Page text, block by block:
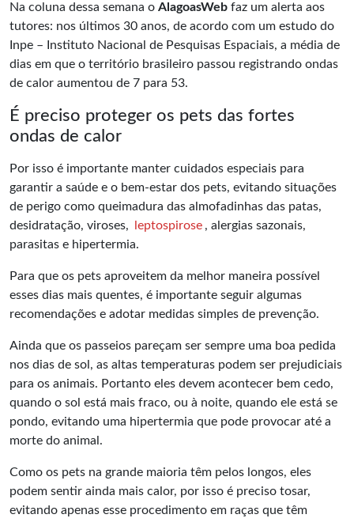
Na coluna dessa semana o AlagoasWeb faz um alerta aos
tutores: nos últimos 30 anos, de acordo com um estudo do
Inpe – Instituto Nacional de Pesquisas Espaciais, a média de
dias em que o território brasileiro passou registrando ondas
de calor aumentou de 7 para 53.
É preciso proteger os pets das fortes
ondas de calor
Por isso é importante manter cuidados especiais para
garantir a saúde e o bem-estar dos pets, evitando situações
de perigo como queimadura das almofadinhas das patas,
desidratação, viroses,
leptospirose , alergias sazonais,
parasitas e hipertermia.
Para que os pets aproveitem da melhor maneira possível
esses dias mais quentes, é importante seguir algumas
recomendações e adotar medidas simples de prevenção.
Ainda que os passeios pareçam ser sempre uma boa pedida
nos dias de sol, as altas temperaturas podem ser prejudiciais
para os animais. Portanto eles devem acontecer bem cedo,
quando o sol está mais fraco, ou à noite, quando ele está se
pondo, evitando uma hipertermia que pode provocar até a
morte do animal.
Como os pets na grande maioria têm pelos longos, eles
podem sentir ainda mais calor, por isso é preciso tosar,
evitando apenas esse procedimento em raças que têm